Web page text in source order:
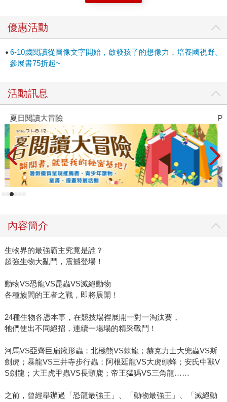
優惠活動
6-10歲閱讀從圖像文字開始，啟發孩子的想像力，培養國視野。
參展書75折起~
活動訊息
夏日閱讀大冒險
內容簡介
生物界的最強霸主究竟是誰？
超強生物大亂鬥，震撼登場！
動物VS恐龍VS昆蟲VS滅絕動物
各種族間的王者之戰，即將展開！
24種生物各憑本事，在競技場裡展開一對一淘汰賽，
牠們使出不同絕招，連續一場場的精采戰鬥！
河馬VS亞齊巨扁鍬形蟲；北極熊VS棘龍；赫克力士大兜蟲VS斯
劍虎；暴龍VS三井寺步行蟲；阿根廷龍VS大虎頭蜂；安氏中獸V
S劍龍；大王虎甲蟲VS長頸鹿；帝王猛獁VS三角龍……
之前，曾經舉辦過「恐龍最強王」、「動物最強王」、「滅絕動